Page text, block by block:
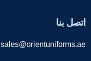
اتصل بنا
sales@orientuniforms.ae